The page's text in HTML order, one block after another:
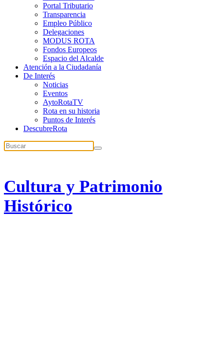
Portal Tributario
Transparencia
Empleo Público
Delegaciones
MODUS ROTA
Fondos Europeos
Espacio del Alcalde
Atención a la Ciudadanía
De Interés
Noticias
Eventos
AytoRotaTV
Rota en su historia
Puntos de Interés
DescubreRota
Cultura y Patrimonio
Histórico